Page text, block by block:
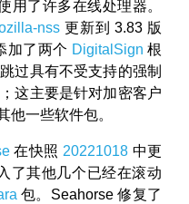
用了许多在线处理器。
nss 更新到 3.83 版
加了两个 DigitalSign 根
过具有不受支持的强制
这主要是针对加密客户
他一些软件包。
在快照 20221018 中更
了其他几个已经在滚动
包。Seahorse 修复了